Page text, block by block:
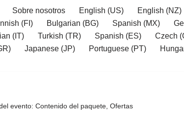
Sobre nosotros English (US)
English (NZ)
(FI) Bulgarian (BG) Spanish (MX)
(IT) Turkish (TR) Spanish (ES)
Czech
Japanese (JP) Portuguese (PT)
evento: Contenido del paquete, Ofertas